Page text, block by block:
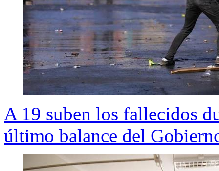
A 19 suben los fallecidos
último balance del